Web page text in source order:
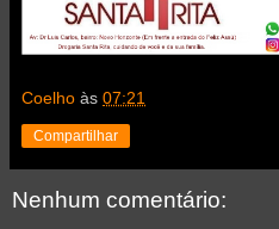
Coelho às 07:21
Compartilhar
Nenhum comentário: